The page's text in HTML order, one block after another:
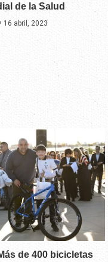
de la Salud
16 abril, 2023
de 400 bicicletas